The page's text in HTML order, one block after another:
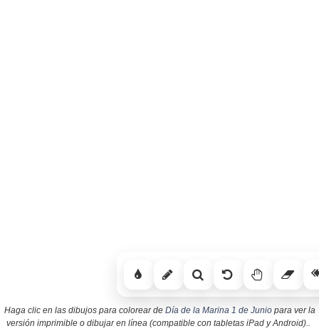
Haga clic en las dibujos para colorear de Día de la Marina 1 de Juniopara ver la
versión imprimible o dibujar en línea (compatible con tabletas iPad y Android)..